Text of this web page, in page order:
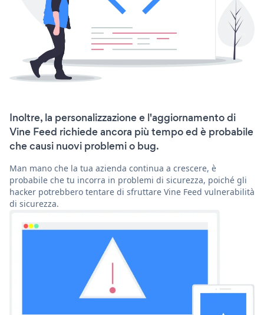
Inoltre, la personalizzazione e l'aggiornamento di
Vine Feed richiede ancora più tempo ed è probabile
che causi nuovi problemi o bug.
Man mano che la tua azienda continua a crescere, è
probabile che tu incorra in problemi di sicurezza, poiché gli
hacker potrebbero tentare di sfruttare Vine Feed vulnerabilità
di sicurezza.